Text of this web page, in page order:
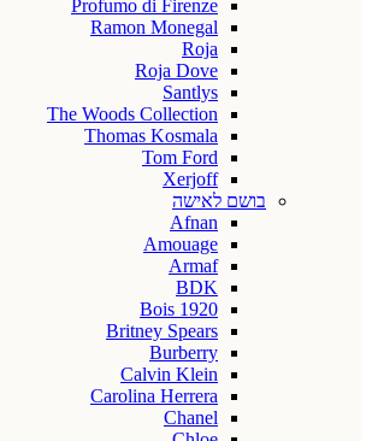
Profumo di Firenze
Ramon Monegal
Roja
Roja Dove
Santlys
The Woods Collection
Thomas Kosmala
Tom Ford
Xerjoff
בושם לאישה
Afnan
Amouage
Armaf
BDK
Bois 1920
Britney Spears
Burberry
Calvin Klein
Carolina Herrera
Chanel